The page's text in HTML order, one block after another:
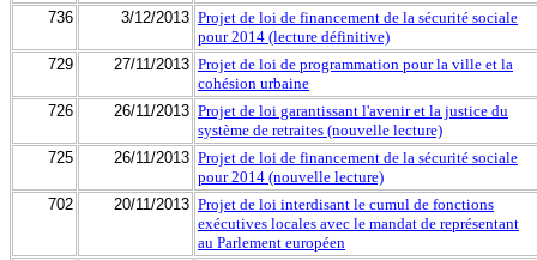
736
3/12/2013 Projet de loi de financement de la sécurité sociale
pour 2014 (lecture définitive)
729
27/11/2013 Projet de loi de programmation pour la ville et la
cohésion urbaine
726
26/11/2013 Projet de loi garantissant l'avenir et la justice du
système de retraites (nouvelle lecture)
725
26/11/2013 Projet de loi de financement de la sécurité sociale
pour 2014 (nouvelle lecture)
702
20/11/2013 Projet de loi interdisant le cumul de fonctions
exécutives locales avec le mandat de représentant
au Parlement européen